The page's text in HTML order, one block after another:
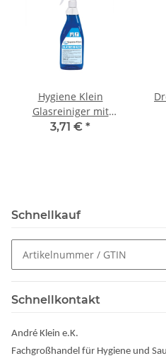
Hygiene Klein
Glasreiniger mit
Sprühpistole 1 Liter
3,71 € *
Schnellkauf
Schnellkontakt
André Klein e.K.
Fachgroßhandel für Hygiene und